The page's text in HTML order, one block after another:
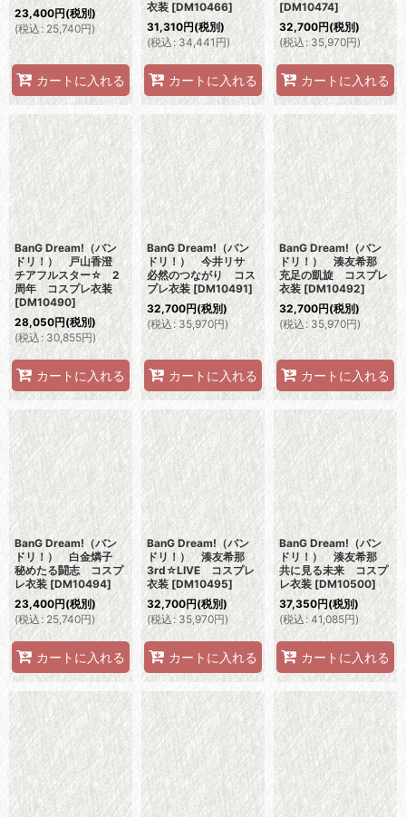
23,400円(税別)
(税込: 25,740円)
カートに入れる
衣装 [DM10466]
31,310円(税別)
(税込: 34,441円)
カートに入れる
[DM10474]
32,700円(税別)
(税込: 35,970円)
カートに入れる
BanG Dream!（バン
ドリ！） 戸山香澄
チアフルスター☆ 2
周年 コスプレ衣装
[DM10490]
28,050円(税別)
(税込: 30,855円)
カートに入れる
BanG Dream!（バン
ドリ！） 今井リサ
必然のつながり コス
プレ衣装 [DM10491]
32,700円(税別)
(税込: 35,970円)
カートに入れる
BanG Dream!（バン
ドリ！） 湊友希那
充足の凱旋 コスプレ
衣装 [DM10492]
32,700円(税別)
(税込 : 35,970円)
カートに入れる
BanG Dream!（バン
ドリ！） 白金燐子
秘めたる闘志 コスプ
レ衣装 [DM10494]
23,400円(税別)
(税込 : 25,740円)
カートに入れる
BanG Dream!（バン
ドリ！） 湊友希那
3rd☆LIVE コスプレ
衣装 [DM10495]
32,700円(税別)
(税込: 35,970円)
カートに入れる
BanG Dream!（バン
ドリ！） 湊友希那
共に見る未来 コスプ
レ衣装 [DM10500]
37,350円(税別)
(税込: 41,085円)
カートに入れる